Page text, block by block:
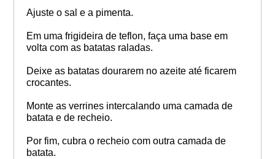
Ajuste o sal e a pimenta.
Em uma frigideira de teflon, faça uma base em
volta com as batatas raladas.
Deixe as batatas dourarem no azeite até ficarem
crocantes.
Monte as verrines intercalando uma camada de
batata e de recheio.
Por fim, cubra o recheio com outra camada de
batata.